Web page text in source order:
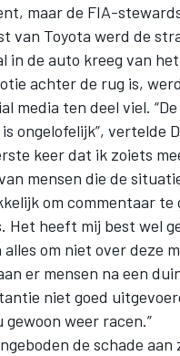
maar de FIA-
van Toyota werd de
in de auto kreeg van
achter de rug is,
media ten deel viel.
ongelofelijk”, vertelde
keer dat ik zoiets
mensen die de
om commentaar te
Het heeft mij best wel
om niet over deze
er mensen na een
niet goed
weer racen.”
de schade